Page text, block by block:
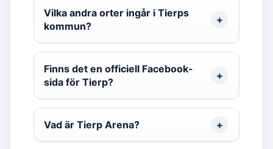
Vilka andra orter ingår i Tierps
kommun?
Finns det en officiell Facebook-
sida för Tierp?
Vad är Tierp Arena?